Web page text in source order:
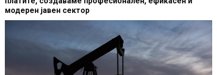
модерен јавен сектор